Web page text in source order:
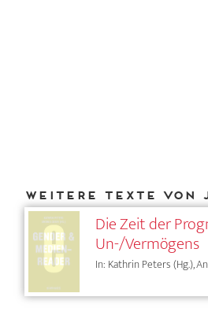
Weitere Texte von
Die Zeit der
Un-/Vermögens
In: Kathrin Peters (Hg.),